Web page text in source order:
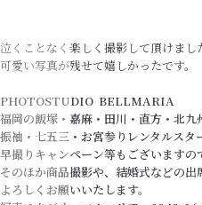
泣くことなく楽しく撮影して頂けまし
可愛い写真が残せて嬉しかったです。
PHOTOSTUDIO BELLMARIA
福岡の飯塚・嘉麻・田川・直方・北九
振袖・七五三・お宮参りレンタルスタ
早撮りキャンペーン等もございます
そのほか商品撮影や、結婚式などの出
よろしくお願いいたします。